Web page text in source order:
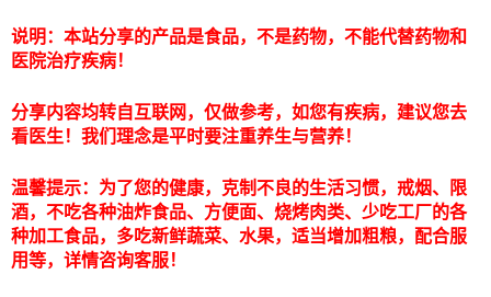
说明：本站分享的产品是食品，不是药物，不能代替药物和
医院治疗疾病！
分享内容均转自互联网，仅做参考，如您有疾病，建议您去
看医生！我们理念是平时要注重养生与营养！
温馨提示：为了您的健康，克制不良的生活习惯，戒烟、限
酒，不吃各种油炸食品、方便面、烧烤肉类、少吃工厂的各
种加工食品，多吃新鲜蔬菜、水果，适当增加粗粮，配合服
用等，详情咨询客服！